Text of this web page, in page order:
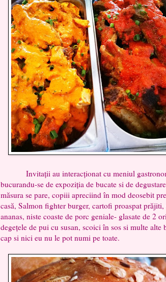
Invitații au interacționat cu meniul
bucurandu-se de expoziția de bucate si de
măsura se pare, copiii apreciind în mod deosebit
casă, Salmon fighter burger, cartofi proaspat prăjiti,
ananas, niste coaste de porc geniale- glasate de 2
degețele de pui cu susan, scoici în sos si multe
cap si nici eu nu le pot numi pe toate.